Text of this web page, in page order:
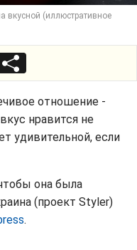
вкусной (иллюстративное
отношение -
нравится не
удивительной, если
она была
(проект Styler)
.